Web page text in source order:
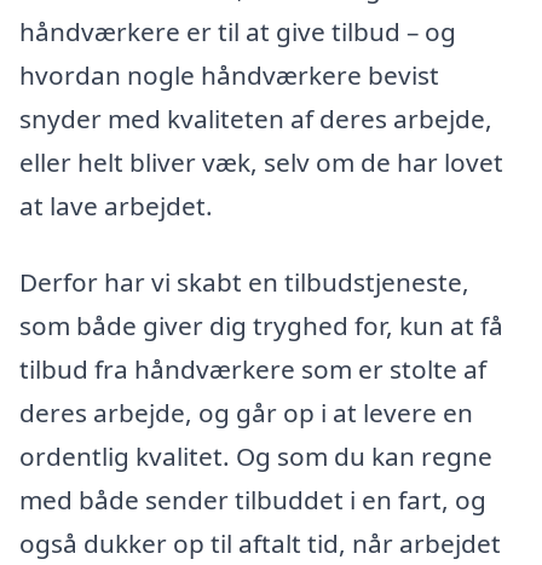
håndværkere er til at give tilbud – og
hvordan nogle håndværkere bevist
snyder med kvaliteten af deres arbejde,
eller helt bliver væk, selv om de har lovet
at lave arbejdet.
Derfor har vi skabt en tilbudstjeneste,
som både giver dig tryghed for, kun at få
tilbud fra håndværkere som er stolte af
deres arbejde, og går op i at levere en
ordentlig kvalitet. Og som du kan regne
med både sender tilbuddet i en fart, og
også dukker op til aftalt tid, når arbejdet